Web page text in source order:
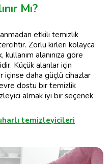
Mı?
etkili temizlik
Zorlu kirleri kolayca
alanınıza göre
Küçük alanlar için
daha güçlü cihazlar
dostu bir temizlik
almak iyi bir seçenek
temizleyicileri